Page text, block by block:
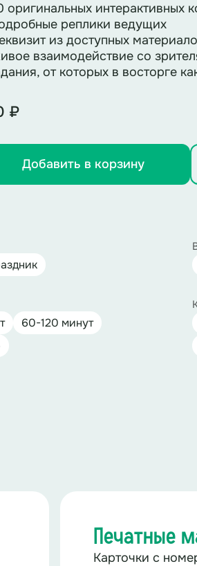
оригинальных интерактивных
реплики ведущих
из доступных
взаимодействие со
от которых в восторге
₽
Добавить в корзину
60-120 минут
Печатные
Карточки с